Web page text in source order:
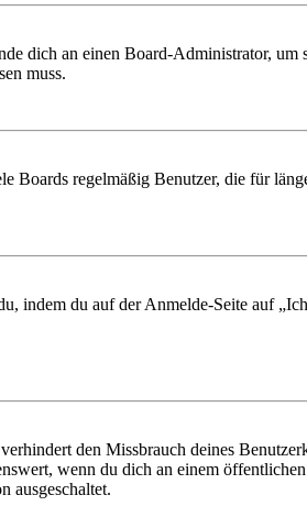
dich an einen Board-Administrator, um
muss.
Boards regelmäßig Benutzer, die für
indem du auf der Anmelde-Seite auf
den Missbrauch deines
wenn du dich an einem
ausgeschaltet.